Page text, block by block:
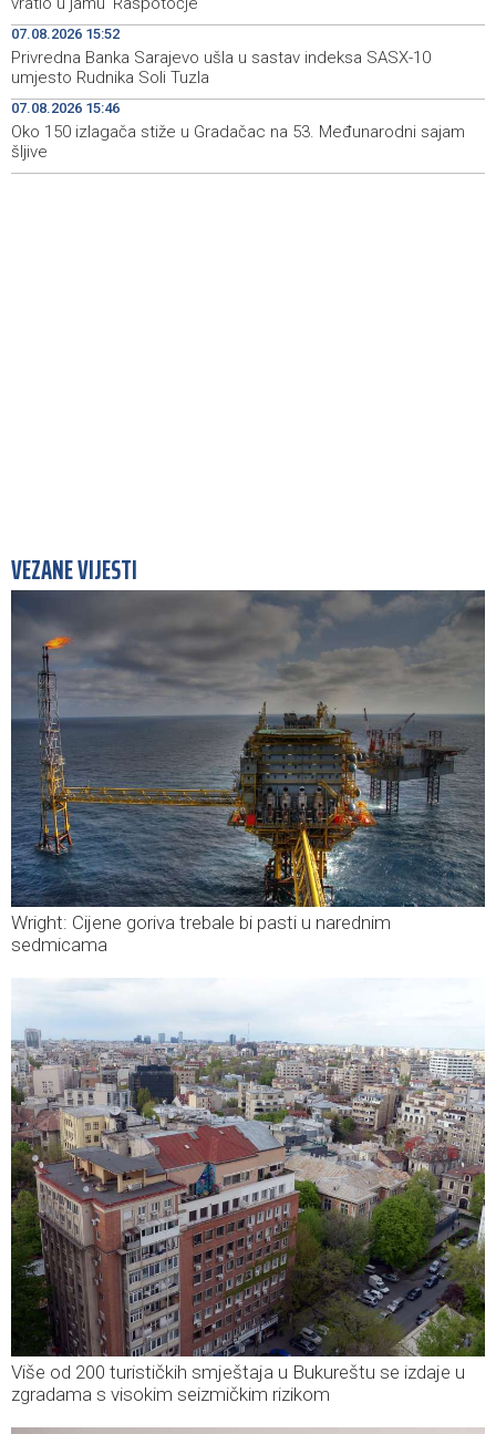
17:15
'Pekijada' u Varešu okupila 37 ekipa iz četiri države
regiona
16:55 U rijeci Krivaji kod Zavidovića utopio se muškarac
16:08 Otvorena džamija u Milatkovićima kod Čajniča
07.08.2026 15:52
Privredna Banka Sarajevo ušla u sastav indeksa SASX-10
umjesto Rudnika Soli Tuzla
07.08.2026 15:46
Oko 150 izlagača stiže u Gradačac na 53. Međunarodni sajam
šljive
VEZANE VIJESTI
Wright: Cijene goriva trebale bi pasti u narednim
sedmicama
Više od 200 turističkih smještaja u Bukureštu se izdaje u
zgradama s visokim seizmičkim rizikom